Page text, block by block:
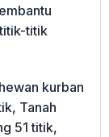
titik
kurban
Tanah
51 titik,